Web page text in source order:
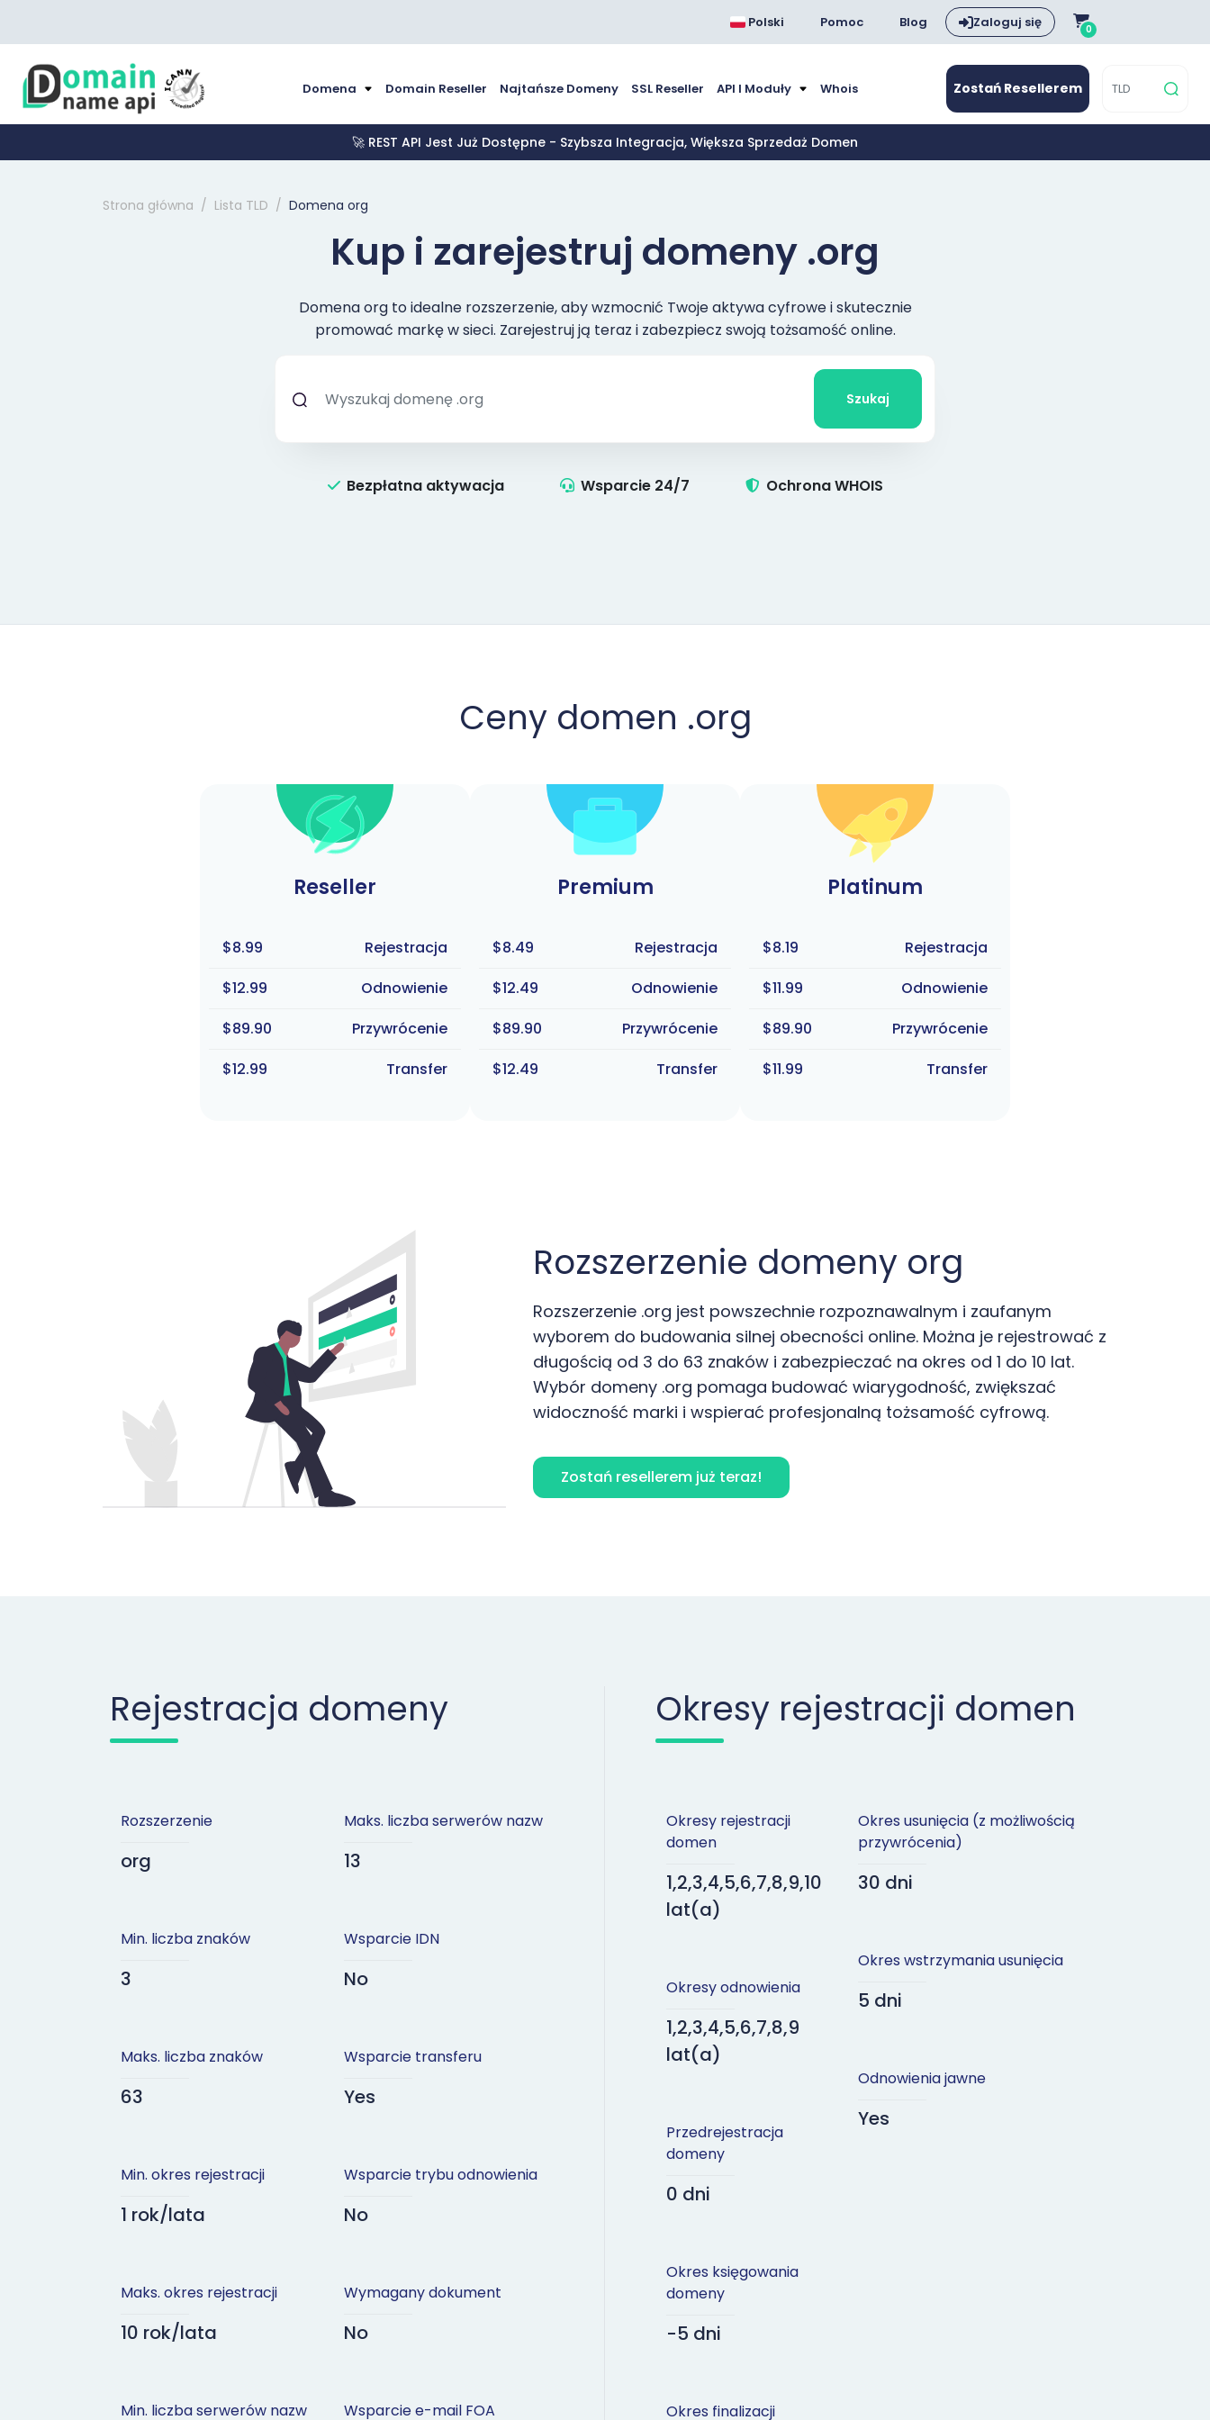
Polski Pomoc Blog Zaloguj się 0
Domena Domain Reseller Najtańsze Domeny SSL Reseller API I Moduły Whois Zostań Resellerem
🚀 REST API Jest Już Dostępne - Szybsza Integracja, Większa Sprzedaż Domen
Strona główna Lista TLD Domena org
Kup i zarejestruj domeny .org
Domena org to idealne rozszerzenie, aby wzmocnić Twoje aktywa cyfrowe i skutecznie
promować markę w sieci. Zarejestruj ją teraz i zabezpiecz swoją tożsamość online.
Szukaj
Bezpłatna aktywacja Wsparcie 24/7 Ochrona WHOIS
Ceny domen .org
Reseller
$8.99
Rejestracja
$12.99
Odnowienie
$89.90
Przywrócenie
$12.99
Transfer
Premium
$8.49
Rejestracja
$12.49
Odnowienie
$89.90
Przywrócenie
$12.49
Transfer
Platinum
$8.19
Rejestracja
$11.99
Odnowienie
$89.90
Przywrócenie
$11.99
Transfer
Rozszerzenie domeny org
Rozszerzenie .org jest powszechnie rozpoznawalnym i zaufanym
wyborem do budowania silnej obecności online. Można je rejestrować z
długością od 3 do 63 znaków i zabezpieczać na okres od 1 do 10 lat.
Wybór domeny .org pomaga budować wiarygodność, zwiększać
widoczność marki i wspierać profesjonalną tożsamość cyfrową.
Zostań resellerem już teraz!
Rejestracja domeny
Rozszerzenie
org
Min. liczba znaków
3
Maks. liczba znaków
63
Min. okres rejestracji
1 rok/lata
Maks. okres rejestracji
10 rok/lata
Min. liczba serwerów nazw
Maks. liczba serwerów nazw
13
Wsparcie IDN
No
Wsparcie transferu
Yes
Wsparcie trybu odnowienia
No
Wymagany dokument
No
Wsparcie e-mail FOA
Okresy rejestracji domen
Okresy rejestracji
domen
1,2,3,4,5,6,7,8,9,10
lat(a)
Okresy odnowienia
1,2,3,4,5,6,7,8,9
lat(a)
Przedrejestracja
domeny
0 dni
Okres księgowania
domeny
-5 dni
Okres finalizacji
Okres usunięcia (z możliwością
przywrócenia)
30 dni
Okres wstrzymania usunięcia
5 dni
Odnowienia jawne
Yes